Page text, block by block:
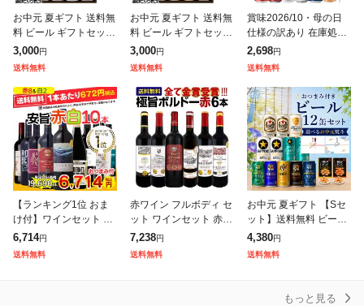
お中元 夏ギフト 送料無
料 ビール ギフトセット
キリン K-IHG3 一番搾
り 晴れ風 グッドエール
3,000円
送料無料
お中元 夏ギフト 送料無
料 ビール ギフトセット
キリン K-IPF3 一番搾り
3種飲み比べセット 12
3,000円
送料無料
賞味2026/10・母の日
仕様の訳あり 在庫処分
アウトレット お花付 世
界の缶ビール12本セッ
合わせ
2,698円
送料無料
【ランキング1位 おま
け付】ワインセット 10
本 1本672円 赤白セッ
ト 送料無料 (一部除) 金
6,714円
送料無料
赤ワイン フルボディ セ
ット ワインセット 赤
ワイン ギフト 箱 京橋
ワイン 京橋わいん 6本
7,238円
送料無料
お中元 夏ギフト 【Sセ
ット】送料無料 ビール
ギフトセット サッポロ
おつまみ付き ビール飲
4,380円
送料無料
もっと見る